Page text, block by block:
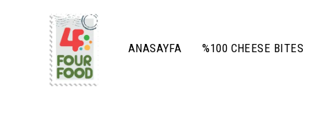
ANASAYFA %100 CHEESE BITES